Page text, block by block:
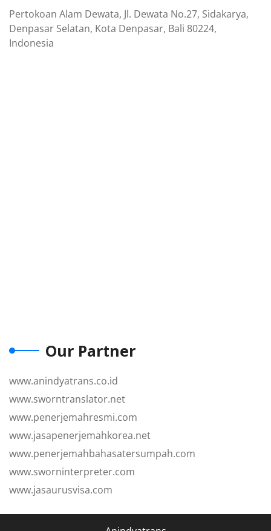
Pertokoan Alam Dewata, Jl. Dewata No.27, Sidakarya,
Denpasar Selatan, Kota Denpasar, Bali 80224,
Indonesia
Our Partner
www.anindyatrans.co.id
www.sworntranslator.net
www.penerjemahresmi.com
www.jasapenerjemahkorea.net
www.penerjemahbahasatersumpah.com
www.sworninterpreter.com
www.jasaurusvisa.com